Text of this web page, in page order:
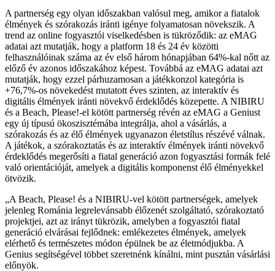
A partnerség egy olyan időszakban valósul meg, amikor a fiatalok
élmények és szórakozás iránti igénye folyamatosan növekszik. A
trend az online fogyasztói viselkedésben is tükröződik: az eMAG
adatai azt mutatják, hogy a platform 18 és 24 év közötti
felhasználóinak száma az év első három hónapjában 64%-kal nőtt az
előző év azonos időszakához képest. Továbbá az eMAG adatai azt
mutatják, hogy ezzel párhuzamosan a játékkonzol kategória is
+76,7%-os növekedést mutatott éves szinten, az interaktív és
digitális élmények iránti növekvő érdeklődés közepette. A NIBIRU
és a Beach, Please!-el kötött partnerség révén az eMAG a Geniust
egy új típusú ökoszisztémába integrálja, ahol a vásárlás, a
szórakozás és az élő élmények ugyanazon életstílus részévé válnak.
A játékok, a szórakoztatás és az interaktív élmények iránti növekvő
érdeklődés megerősíti a fiatal generáció azon fogyasztási formák felé
való orientációját, amelyek a digitális komponenst élő élményekkel
ötvözik.
„A Beach, Please! és a NIBIRU-vel kötött partnerségek, amelyek
jelenleg Románia legrelevánsabb élőzenét szolgáltató, szórakoztató
projektjei, azt az irányt tükrözik, amelyben a fogyasztói fiatal
generáció elvárásai fejlődnek: emlékezetes élmények, amelyek
elérhető és természetes módon épülnek be az életmódjukba. A
Genius segítségével többet szeretnénk kínálni, mint pusztán vásárlási
előnyök.